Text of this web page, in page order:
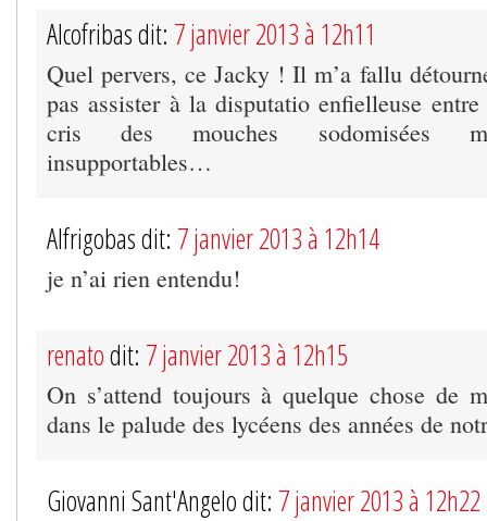
Alcofribas dit: 7 janvier 2013 à 12h11
Quel pervers, ce Jacky ! Il m’a fallu
pas assister à la disputatio enfielleuse
cris des mouches sodomisées
insupportables…
Alfrigobas dit: 7 janvier 2013 à 12h14
je n’ai rien entendu!
renatodit: 7 janvier 2013 à 12h15
On s’attend toujours à quelque chose de
dans le palude des lycéens des années de
Giovanni Sant'Angelo dit: 7 janvier 2013 à 12h22